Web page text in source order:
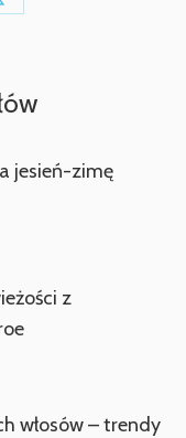
jesień-zimę
z
włosów – trendy